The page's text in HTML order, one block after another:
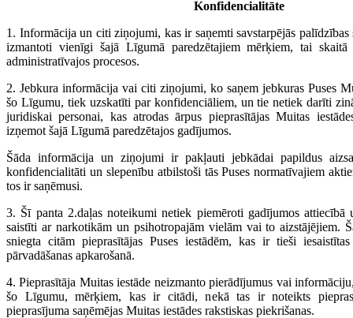
Konfidencialitāte
1. Informācija un citi ziņojumi, kas ir saņemti savstarpējās
izmantoti vienīgi šajā Līgumā paredzētajiem mērķiem, tai skaitā
administratīvajos procesos.
2. Jebkura informācija vai citi ziņojumi, ko saņem jebkuras Puses
šo Līgumu, tiek uzskatīti par konfidenciāliem, un tie netiek darīti
juridiskai personai, kas atrodas ārpus pieprasītājas Muitas
izņemot šajā Līgumā paredzētajos gadījumos.
Šāda informācija un ziņojumi ir pakļauti jebkādai papildus
konfidencialitāti un slepenību atbilstoši tās Puses normatīvajiem
tos ir saņēmusi.
3. Šī panta 2.daļas noteikumi netiek piemēroti gadījumos attiecībā
saistīti ar narkotikām un psihotropajām vielām vai to aizstājējiem.
sniegta citām pieprasītājas Puses iestādēm, kas ir tieši
pārvadāšanas apkarošanā.
4. Pieprasītāja Muitas iestāde neizmanto pierādījumus vai
šo Līgumu, mērķiem, kas ir citādi, nekā tas ir noteikts
pieprasījuma saņēmējas Muitas iestādes rakstiskas piekrišanas.